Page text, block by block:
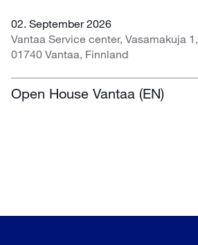
02. September 2026
Vantaa Service center, Vasamakuja 1,
01740 Vantaa, Finnland
Open House Vantaa (EN)